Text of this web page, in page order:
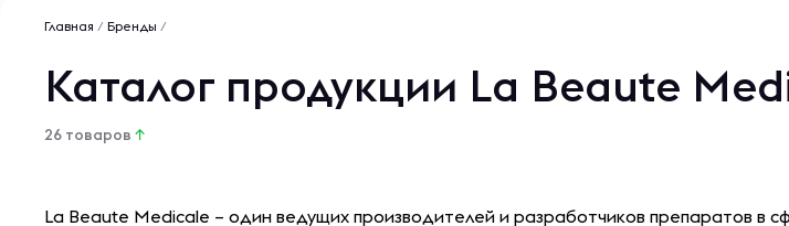
Главная / Бренды /
Каталог продукции La Beaute
26 товаров ↑
La Beaute Medicale – один ведущих производителей и разработчиков препаратов в